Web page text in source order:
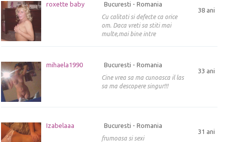
roxette baby
38 ani
Bucuresti - Romania
Cu calitati si defecte ca orice
om. Daca vreti sa stiti mai
multe,mai bine intre
mihaela1990
33 ani
Bucuresti - Romania
Cine vrea sa ma cunoasca il las
sa ma descopere singur!!!
Izabelaaa
31 ani
Bucuresti - Romania
frumoasa si sexi